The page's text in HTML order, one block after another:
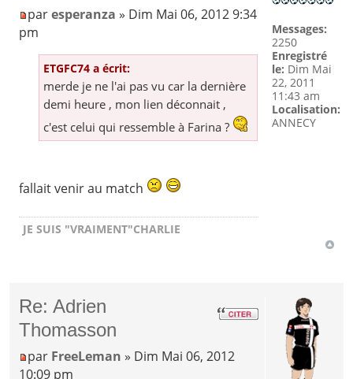
paresperanza » Dim Mai 06, 2012 9:34
pm
ETGFC74 a écrit:
merde je ne l'ai pas vu car la dernière
demi heure , mon lien déconnait ,
c'est celui qui ressemble à Farina ?
fallait venir au match
JE SUIS "VRAIMENT"CHARLIE
Messages:
2250
Enregistré
le: Dim Mai
22, 2011
11:43 am
Localisation:
ANNECY
Re: Adrien
Thomasson
par FreeLeman » Dim Mai 06, 2012
10:09 pm